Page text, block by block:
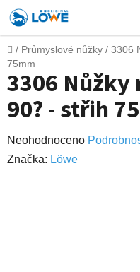
Přejít
na
obsah
Domů
/ Průmyslové nůžky / 3306
75mm
3306 Nůžky
90? - střih
Průměrné
hodnocení
Neohodnoceno
Značka: Lӧwe